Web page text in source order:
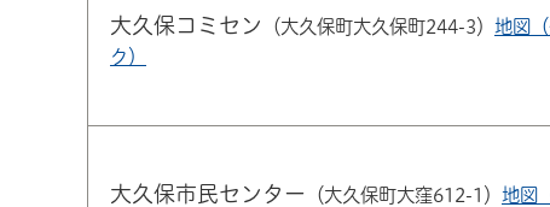
大久保コミセン （大久保町大久保町244-3） 地図
ク）
大久保市民センター （大久保町大窪612-1） 地図